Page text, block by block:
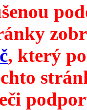
, který